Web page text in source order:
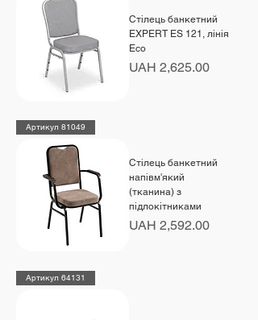
Стілець банкетний
EXPERT ES 121, лінія
Eco
Price
UAH 2,625.00
Артикул 81049
Стілець банкетний
напівм'який
(тканина) з
підлокітниками
Price
UAH 2,592.00
Артикул 64131